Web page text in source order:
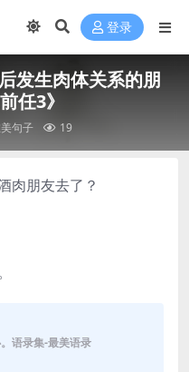
登录
发生肉体关系的朋
任3》
句子 19
肉朋友去了？
语录集-最美语录